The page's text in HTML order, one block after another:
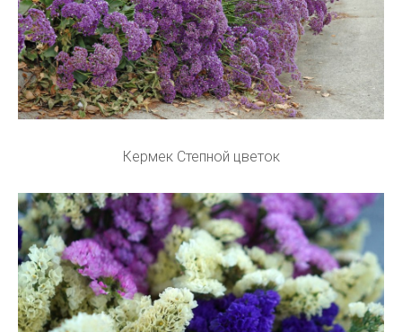
Кермек Степной цветок